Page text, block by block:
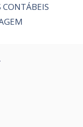
CONTÁBEIS